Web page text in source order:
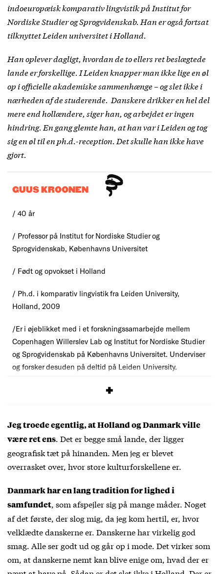
indoeuropæisk komparativ lingvistik på Institut for
Nordiske Studier og Sprogvidenskab. Han er også fortsat
tilknyttet Leiden universitet i Holland.
Han oplever dagligt, hvordan de to ellers ret beslægtede
lande er forskellige. ILeiden knapper man ikke lige en øl
op i officielle akademiske sammenhænge – og slet ikke i
nærheden af de studerende. Danskere drikker en hel del
mere end hollændere, siger han, og arbejdet er ingen
hindring. En gang glemte han, at han var i Leiden og tog
sig en øl til en ph.d.-reception. Det skulle han ikke have
gjort.
GUUS KROONEN
/ 40 år
/ Professor på Institut for Nordiske Studier og
Sprogvidenskab, Københavns Universitet
/ Født og opvokset i Holland
/ Ph.d. i komparativ lingvistik fra Leiden University,
Holland, 2009
/Er i øjeblikket med i et forskningssamarbejde mellem
Copenhagen Willerslev Lab og Institut for Nordiske Studier
og Sprogvidenskab på Københavns Universitet. Underviser
og forsker desuden på deltid på Leiden University.
/Bor i en lejlighed på Amager
Jeg troede egentlig, at Holland og Danmark ville
være ret ens. Det er begge små lande, der ligger
geografisk tæt på hinanden. Men jeg er blevet
overrasket over, hvor store kulturforskellene er.
Danmark har en lang tradition for lighed i
samfundet, som afspejler sig på mange måder. Noget
af det første, der slog mig, da jeg kom hertil, er, hvor
velklædte danskerne er. Danskerne har virkelig god
smag. Alle ser godt ud og går op i mode. Det virker som
om, at danskerne nemt kan blive enige om, hvad der er